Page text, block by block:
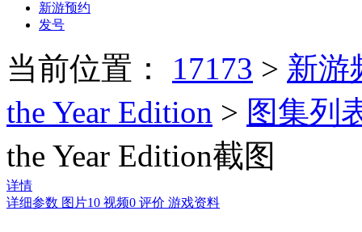
新游预约
发号
当前位置： 17173 > 新游
the Year Edition > 图集列
the Year Edition截图
详情
详细参数 图片10 视频0 评价 游戏资料